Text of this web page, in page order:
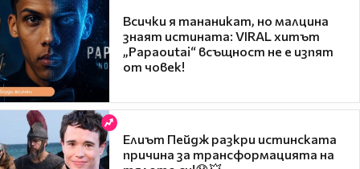
Всички я тананикат, но малцина
знаят истината: VIRAL хитът
„Papaoutai“ всъщност не е изпят
от човек!
Елиът Пейдж разкри истинската
причина за трансформацията на